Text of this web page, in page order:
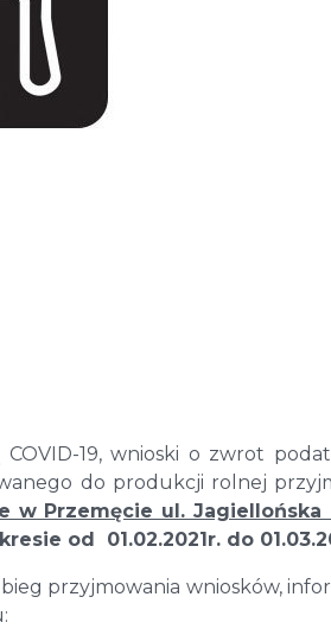
19, wnioski o zwrot
do produkcji rolnej
w Przemęcie ul. Jagiellońska
od 01.02.2021r. do
przyjmowania wniosków,